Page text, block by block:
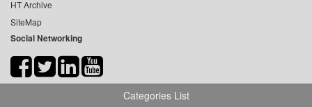
HT Archive
SiteMap
Social Networking
Categories List